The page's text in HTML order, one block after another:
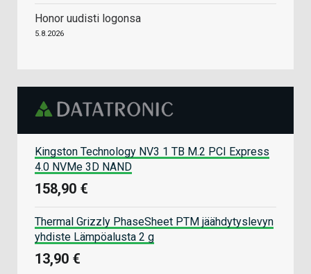
Honor uudisti logonsa
5.8.2026
Kingston Technology NV3 1 TB M.2 PCI Express
4.0 NVMe 3D NAND
158,90 €
Thermal Grizzly PhaseSheet PTM jäähdytyslevyn
yhdiste Lämpöalusta 2 g
13,90 €